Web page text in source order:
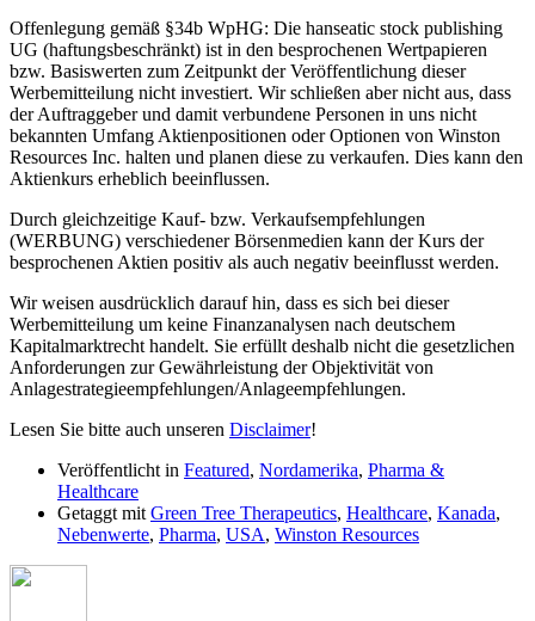
Offenlegung gemäß §34b WpHG: Die hanseatic stock publishing
UG (haftungsbeschränkt) ist in den besprochenen Wertpapieren
bzw. Basiswerten zum Zeitpunkt der Veröffentlichung dieser
Werbemitteilung nicht investiert. Wir schließen aber nicht aus, dass
der Auftraggeber und damit verbundene Personen in uns nicht
bekannten Umfang Aktienpositionen oder Optionen von Winston
Resources Inc. halten und planen diese zu verkaufen. Dies kann den
Aktienkurs erheblich beeinflussen.
Durch gleichzeitige Kauf- bzw. Verkaufsempfehlungen
(WERBUNG) verschiedener Börsenmedien kann der Kurs der
besprochenen Aktien positiv als auch negativ beeinflusst werden.
Wir weisen ausdrücklich darauf hin, dass es sich bei dieser
Werbemitteilung um keine Finanzanalysen nach deutschem
Kapitalmarktrecht handelt. Sie erfüllt deshalb nicht die gesetzlichen
Anforderungen zur Gewährleistung der Objektivität von
Anlagestrategieempfehlungen/Anlageempfehlungen.
Lesen Sie bitte auch unseren Disclaimer!
Veröffentlicht in Featured, Nordamerika, Pharma &
Healthcare
Getaggt mit Green Tree Therapeutics, Healthcare, Kanada,
Nebenwerte, Pharma, USA, Winston Resources